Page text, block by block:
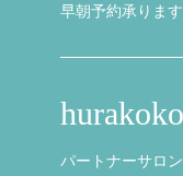
早朝予約承ります
パートナーサロン